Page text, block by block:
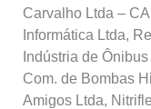
Carvalho Ltda –
Informática Ltda,
Indústria de
Com. de Bombas
Amigos Ltda,